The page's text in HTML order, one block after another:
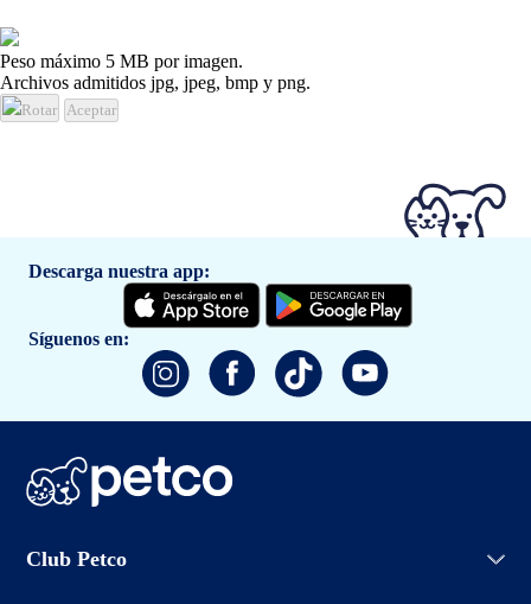
Peso máximo 5 MB por imagen.
Archivos admitidos jpg, jpeg, bmp y png.
Rotar Aceptar
Descarga nuestra app:
Síguenos en:
Club Petco
Iniciar sesión